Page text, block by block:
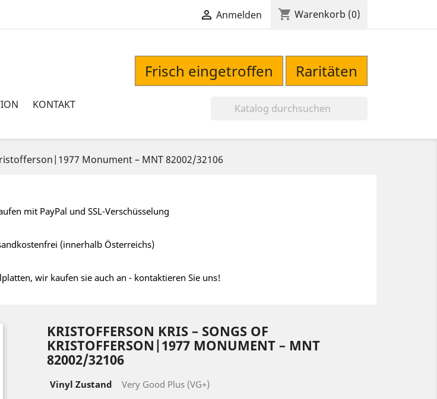
 Anmelden shopping_cart Warenkorb (0)
Frisch eingetroffen Raritäten
KONTAKT
Monument ‎– MNT 82002/32106
mit PayPal und SSL-Verschüsselung
(innerhalb Österreichs)
wir kaufen sie auch an - kontaktieren Sie uns!
KRISTOFFERSON ‎KRIS – SONGS OF
KRISTOFFERSON|1977 MONUMENT ‎– MNT
82002/32106
Vinyl Zustand
Very Good Plus (VG+)